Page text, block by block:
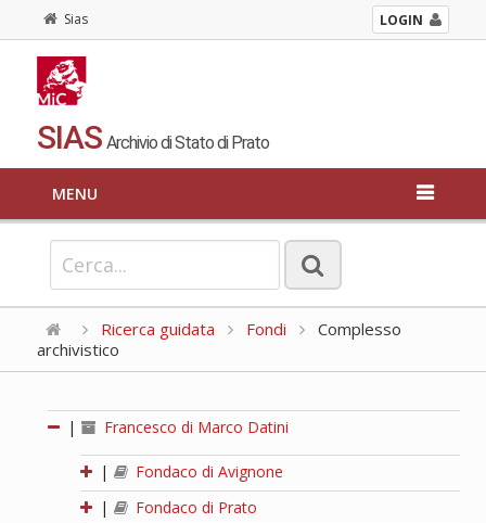
Sias LOGIN
SIAS Archivio di Stato di Prato
MENU
Ricerca guidata Fondi
Complesso
archivistico
| Francesco di Marco Datini
|
Fondaco di Avignone
|
Fondaco di Prato